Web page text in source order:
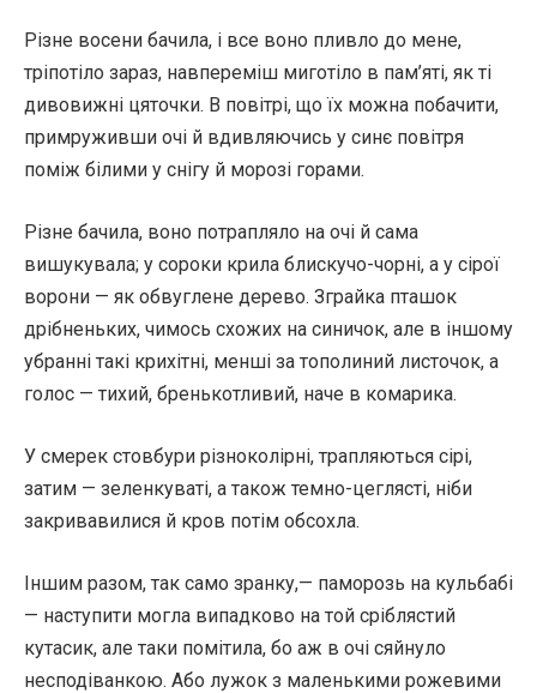
Різне восени бачила, і все воно пливло до мене,
тріпотіло зараз, навпереміш миготіло в пам’яті, як ті
дивовижні цяточки. В повітрі, що їх можна побачити,
примруживши очі й вдивляючись у синє повітря
поміж білими у снігу й морозі горами.
Різне бачила, воно потрапляло на очі й сама
вишукувала; у сороки крила блискучо-чорні, а у сірої
ворони — як обвуглене дерево. Зграйка пташок
дрібненьких, чимось схожих на синичок, але в іншому
убранні такі крихітні, менші за тополиний листочок, а
голос — тихий, бренькотливий, наче в комарика.
У смерек стовбури різноколірні, трапляються сірі,
затим — зеленкуваті, а також темно-цеглясті, ніби
закривавилися й кров потім обсохла.
Іншим разом, так само зранку,— паморозь на кульбабі
— наступити могла випадково на той сріблястий
кутасик, але таки помітила, бо аж в очі сяйнуло
несподіванкою. Або лужок з маленькими рожевими